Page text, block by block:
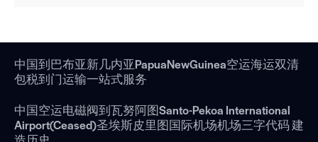
中国到巴布亚新几内亚PapuaNewGuinea空运海运双清
包税到门运输一站式服务
中国空运电磁阀到瓦努阿图Santo-Pekoa International
Airport(Ceased)圣埃斯皮里图国际机场机场三字代码 建